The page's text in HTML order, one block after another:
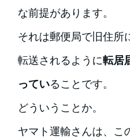
な前提があります。
それは郵便局で旧住所
転送されるように転居
っていることです。
どういうことか。
ヤマト運輸さんは、こ